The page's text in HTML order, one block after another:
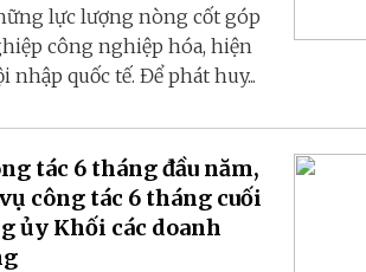
lực lượng nòng cốt góp
công nghiệp hóa, hiện
nhập quốc tế. Để phát huy...
tác 6 tháng đầu năm,
công tác 6 tháng cuối
ủy Khối các doanh